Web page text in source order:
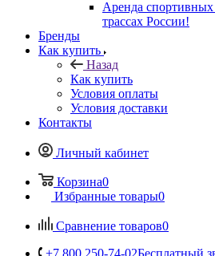
Аренда
трассах России!
Бренды
Как купить
Назад
Как купить
Условия оплаты
Условия доставки
Контакты
Личный кабинет
Корзина0
Избранные товары0
Сравнение товаров0
+7 800 250-74-02Бесплатный